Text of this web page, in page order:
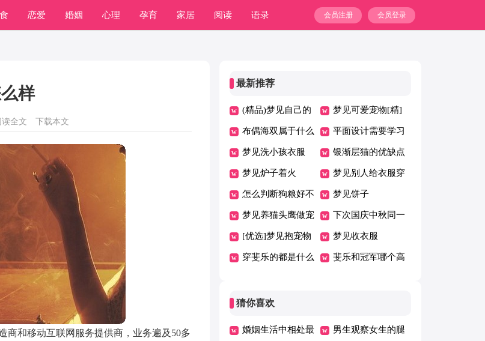
恋爱 婚姻 心理 孕育 家居 阅读 语录 会员登录
会员注册
样
读全文 下载本文
商和移动互联网服务提供商，业务遍及50多
最新推荐
(精品)梦见自己的
宠物
梦见可爱宠物[精]
布偶海双属于什么
系的猫
平面设计需要学习
的内容有哪些
梦见洗小孩衣服 银渐层猫的优缺点
梦见炉子着火 梦见别人给衣服穿
怎么判断狗粮好不
好
梦见饼子
梦见养猫头鹰做宠
物是啥意思
下次国庆中秋同一
天是哪一年
[优选]梦见抱宠物 梦见收衣服
穿斐乐的都是什么 斐乐和冠军哪个高
猜你喜欢
婚姻生活中相处最 男生观察女生的腿